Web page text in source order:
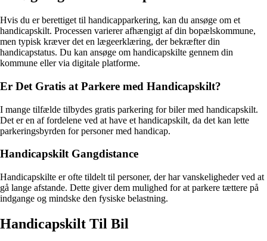
Hvis du er berettiget til handicapparkering, kan du ansøge om et
handicapskilt. Processen varierer afhængigt af din bopælskommune,
men typisk kræver det en lægeerklæring, der bekræfter din
handicapstatus. Du kan ansøge om handicapskilte gennem din
kommune eller via digitale platforme.
Er Det Gratis at Parkere med Handicapskilt?
I mange tilfælde tilbydes gratis parkering for biler med handicapskilt.
Det er en af fordelene ved at have et handicapskilt, da det kan lette
parkeringsbyrden for personer med handicap.
Handicapskilt Gangdistance
Handicapskilte er ofte tildelt til personer, der har vanskeligheder ved at
gå lange afstande. Dette giver dem mulighed for at parkere tættere på
indgange og mindske den fysiske belastning.
Handicapskilt Til Bil